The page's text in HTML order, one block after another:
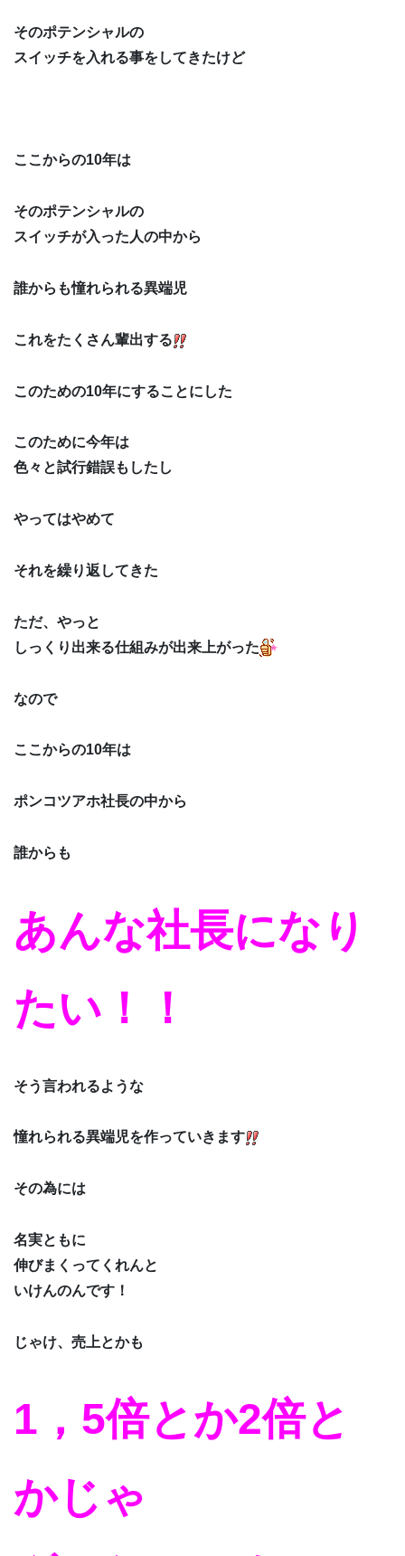
そのポテンシャルの
スイッチを入れる事をしてきたけど
ここからの10年は
そのポテンシャルの
スイッチが入った人の中から
誰からも憧れられる異端児
これをたくさん輩出する
このための10年にすることにした
このために今年は
色々と試行錯誤もしたし
やってはやめて
それを繰り返してきた
ただ、やっと
しっくり出来る仕組みが出来上がった
なので
ここからの10年は
ポンコツアホ社長の中から
誰からも
あんな社長になり
たい！！
そう言われるような
憧れられる異端児を作っていきます
その為には
名実ともに
伸びまくってくれんと
いけんのんです！
じゃけ、売上とかも
1，5倍とか2倍と
かじゃ